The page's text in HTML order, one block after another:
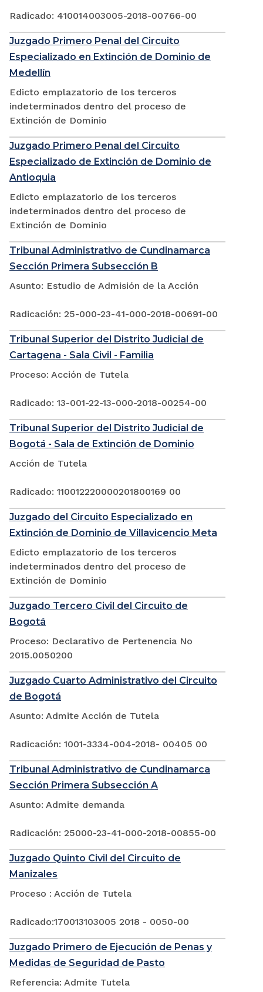
Radicado: 410014003005-2018-00766-00
Juzgado Primero Penal del Circuito
Especializado en Extinción de Dominio de
Medellín
Edicto emplazatorio de los terceros
indeterminados dentro del proceso de
Extinción de Dominio
Juzgado Primero Penal del Circuito
Especializado de Extinción de Dominio de
Antioquia
Edicto emplazatorio de los terceros
indeterminados dentro del proceso de
Extinción de Dominio
Tribunal Administrativo de Cundinamarca
Sección Primera Subsección B
Asunto: Estudio de Admisión de la Acción
Radicación: 25-000-23-41-000-2018-00691-00
Tribunal Superior del Distrito Judicial de
Cartagena - Sala Civil - Familia
Proceso: Acción de Tutela
Radicado: 13-001-22-13-000-2018-00254-00
Tribunal Superior del Distrito Judicial de
Bogotá - Sala de Extinción de Dominio
Acción de Tutela
Radicado: 110012220000201800169 00
Juzgado del Circuito Especializado en
Extinción de Dominio de Villavicencio Meta
Edicto emplazatorio de los terceros
indeterminados dentro del proceso de
Extinción de Dominio
Juzgado Tercero Civil del Circuito de
Bogotá
Proceso: Declarativo de Pertenencia No
2015.0050200
Juzgado Cuarto Administrativo del Circuito
de Bogotá
Asunto: Admite Acción de Tutela
Radicación: 1001-3334-004-2018- 00405 00
Tribunal Administrativo de Cundinamarca
Sección Primera Subsección A
Asunto: Admite demanda
Radicación: 25000-23-41-000-2018-00855-00
Juzgado Quinto Civil del Circuito de
Manizales
Proceso : Acción de Tutela
Radicado:170013103005 2018 - 0050-00
Juzgado Primero de Ejecución de Penas y
Medidas de Seguridad de Pasto
Referencia: Admite Tutela